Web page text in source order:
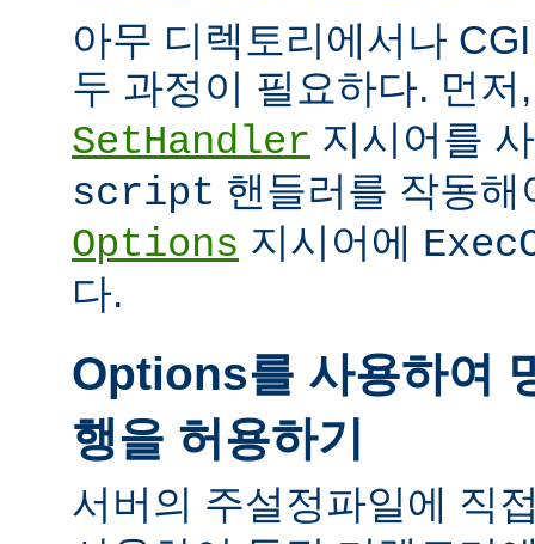
아무 디렉토리에서나
두 과정이 필요하다. 먼
SetHandler 지시어를
script 핸들러를 작동
Options 지시어에
다.
Options를 사용하여
행을 허용하기
서버의 주설정파일에 직